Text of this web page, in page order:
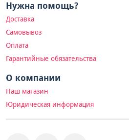
Нужна помощь?
Доставка
Самовывоз
Оплата
Гарантийные обязательства
О компании
Наш магазин
Юридическая информация